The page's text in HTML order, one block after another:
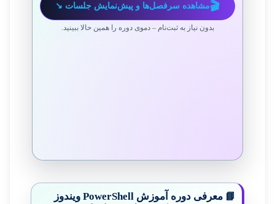
مشاهده سرفصل‌ها و پیش‌نمایش جلسات ↘
بدون نیاز به ثبت‌نام – دموی دوره را همین حالا ببینید.
📘 معرفی دوره آموزش PowerShell ویندوز